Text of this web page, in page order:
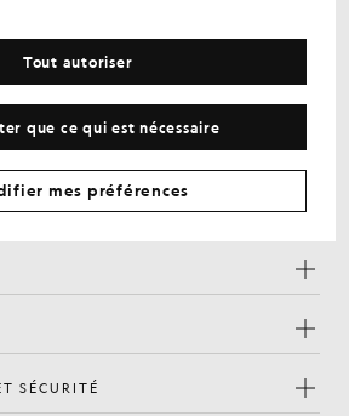
Facebook
Instagram
YouTube
TikTok
SÉCURITÉ
que ce qui est nécessaire
Tout autoriser
mes préférences